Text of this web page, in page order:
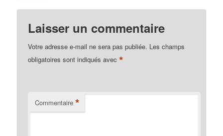
Laisser un commentaire
Votre adresse e-mail ne sera pas publiée. Les champs
obligatoires sont indiqués avec*
Commentaire *